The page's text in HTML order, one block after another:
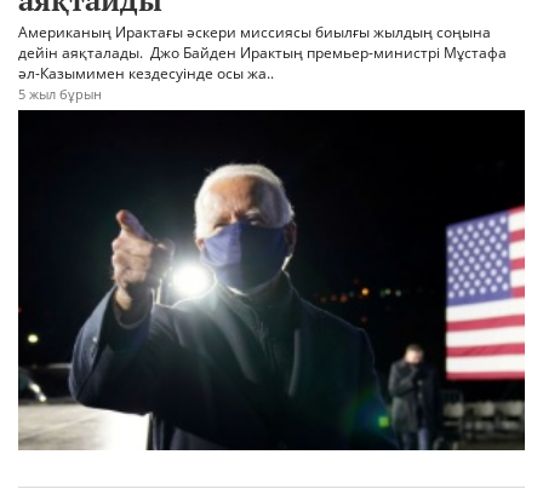
Американың Ирактағы әскери миссиясы биылғы жылдың соңына
дейін аяқталады. Джо Байден Ирактың премьер-министрі Мұстафа
әл-Казымимен кездесуінде осы жа..
5 жыл бұрын